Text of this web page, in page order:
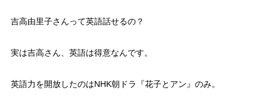
吉高由里子さんって英語話せるの？
実は吉高さん、英語は得意なんです。
英語力を開放したのはNHK朝ドラ『花子とアン』のみ。